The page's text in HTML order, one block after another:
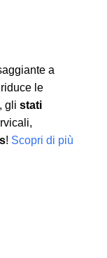
a
le
gli stati
! Scopri di più